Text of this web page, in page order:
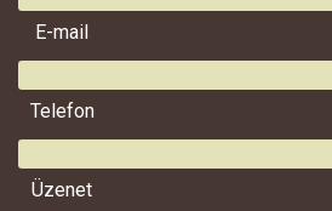
E-mail
Telefon
Üzenet